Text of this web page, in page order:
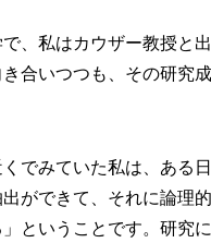
、私はカウザー教授と
合いつつも、その研究
でみていた私は、ある
出ができて、それに論
ということです。研究